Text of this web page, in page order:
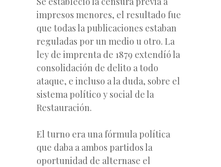
impresos menores, el resultado fue
que todas la publicaciones estaban
reguladas por un medio u otro. La
ley de imprenta de 1879 extendíó la
consolidación de delito a todo
ataque, e incluso a la duda, sobre el
sistema político y social de la
Restauración.
El turno era una fórmula política
que daba a ambos partidos la
oportunidad de alternase el